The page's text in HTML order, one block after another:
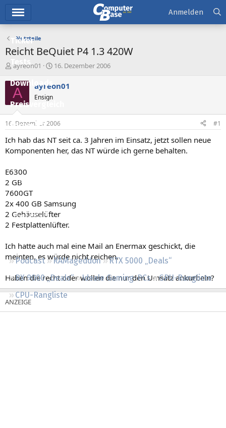
Ticker
Downloads
Preisvergleich
Forum
Aktuelles
Neue Beiträge
Neueste Aktivitäten
Leserartikel
Podcast RAMageddon
RTX 5000 „Deals“
RX 9000 „Deals“
Ideale Gaming-PCs
GPU-Rangliste
CPU-Rangliste
Anmelden
Netzteile
Reicht BeQuiet P4 1.3 420W
E
s
t
e
e
r
ayreon01
E
s
l
t
a
m
16. Dezember 2006
A ayreon01
Ensign
16. Dezember 2006 #1
Ich hab das NT seit ca. 3 Jahren im Einsatz, jetzt sollen neue
Komponenten her, das NT würde ich gerne behalten.
E6300
2 GB
7600GT
2x 400 GB Samsung
2 Gehäuselüfter
2 Festplattenlüfter.
Ich hatte auch mal eine Mail an Enermax geschickt, die
meinten, es würde nicht reichen.
Haben die recht oder wollen die nur den Umsatz ankurbeln?